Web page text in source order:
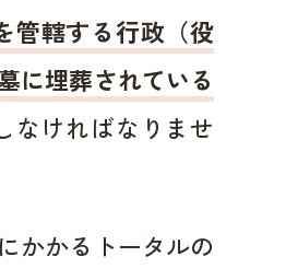
管轄する行政（役
に埋葬されている
なければなりませ
かかるトータルの